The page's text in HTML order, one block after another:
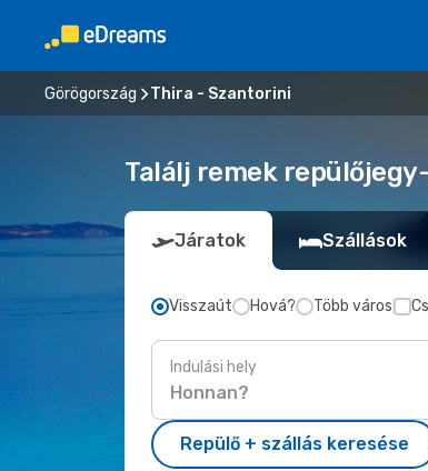
Görögország Thira - Szantorini
Találj remek
Járatok Szállások
Visszaút Hová? Több város
Indulási hely
Repülő + szállás keresése